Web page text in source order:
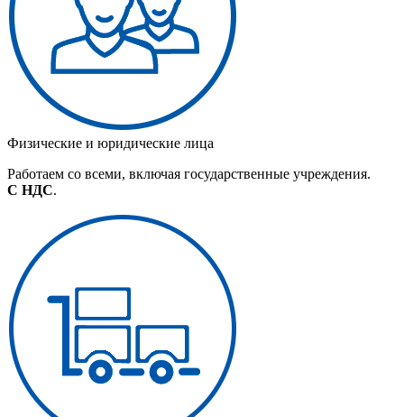
Физические и юридические лица
Работаем со всеми, включая государственные учреждения.
С НДС.